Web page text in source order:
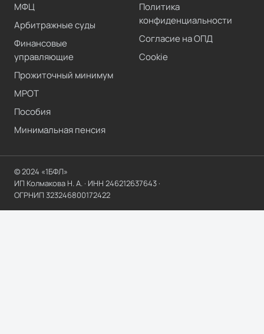
МФЦ
Арбитражные суды
Финансовые
управляющие
Прожиточный минимум
МРОТ
Пособия
Минимальная пенсия
Политика
конфиденциальности
Согласие на ОПД
Cookie
© 2024 «1БФЛ»
ИП Колмакова Н. А. · ИНН 246212637643 ·
ОГРНИП 323246800172422